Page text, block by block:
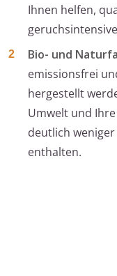
Ihnen helfen,
Bio- und
emissionsfrei
hergestellt
Umwelt und
deutlich
enthalten.